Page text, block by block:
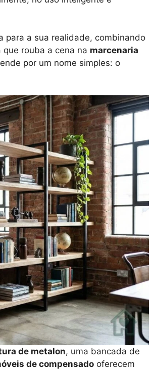
para a sua realidade, combinando
rouba a cena na marcenaria
por um nome simples: o
de metalon, uma bancada de
de compensado oferecem